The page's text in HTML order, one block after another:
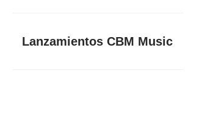
Lanzamientos CBM Music